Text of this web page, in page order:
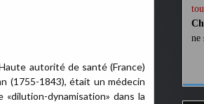
autorité de santé (France)
(1755-1843), était un médecin
dynamisation» dans la
ne